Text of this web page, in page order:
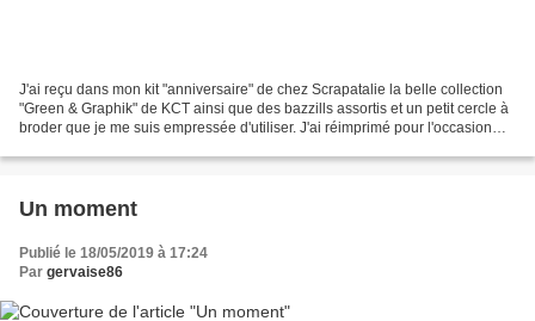
J'ai reçu dans mon kit "anniversaire" de chez Scrapatalie la belle collection
"Green & Graphik" de KCT ainsi que des bazzills assortis et un petit cercle à
broder que je me suis empressée d'utiliser. J'ai réimprimé pour l'occasion
Un moment
Publié le 18/05/2019 à 17:24
Par gervaise86